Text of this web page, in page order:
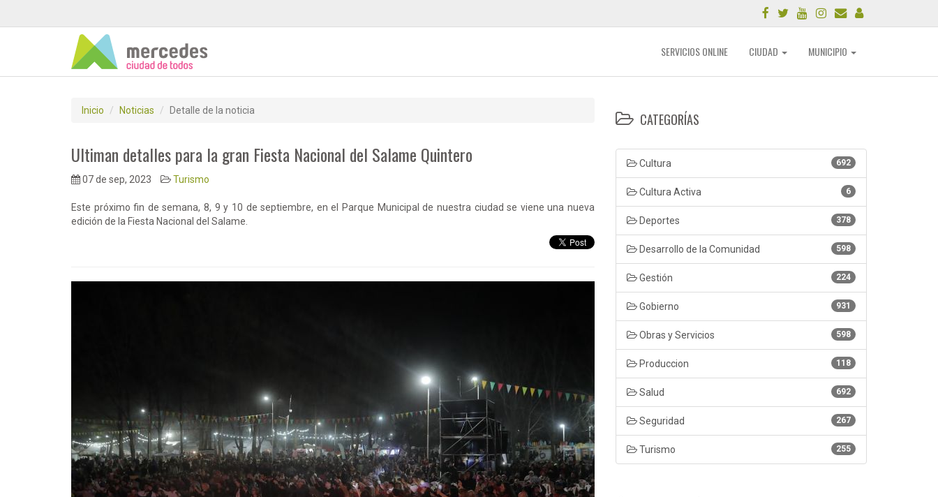
SERVICIOS ONLINE CIUDAD MUNICIPIO
Inicio Noticias Detalle de la noticia
Ultiman detalles para la gran Fiesta Nacional del Salame Quintero
07 de sep, 2023 Turismo
Este próximo fin de semana, 8, 9 y 10 de septiembre, en el Parque Municipal de nuestra ciudad se viene una nueva
edición de la Fiesta Nacional del Salame.
CATEGORÍAS
692
Cultura
6
Cultura Activa
378
Deportes
598
Desarrollo de la Comunidad
224
Gestión
931
Gobierno
598
Obras y Servicios
118
Produccion
692
Salud
267
Seguridad
255
Turismo